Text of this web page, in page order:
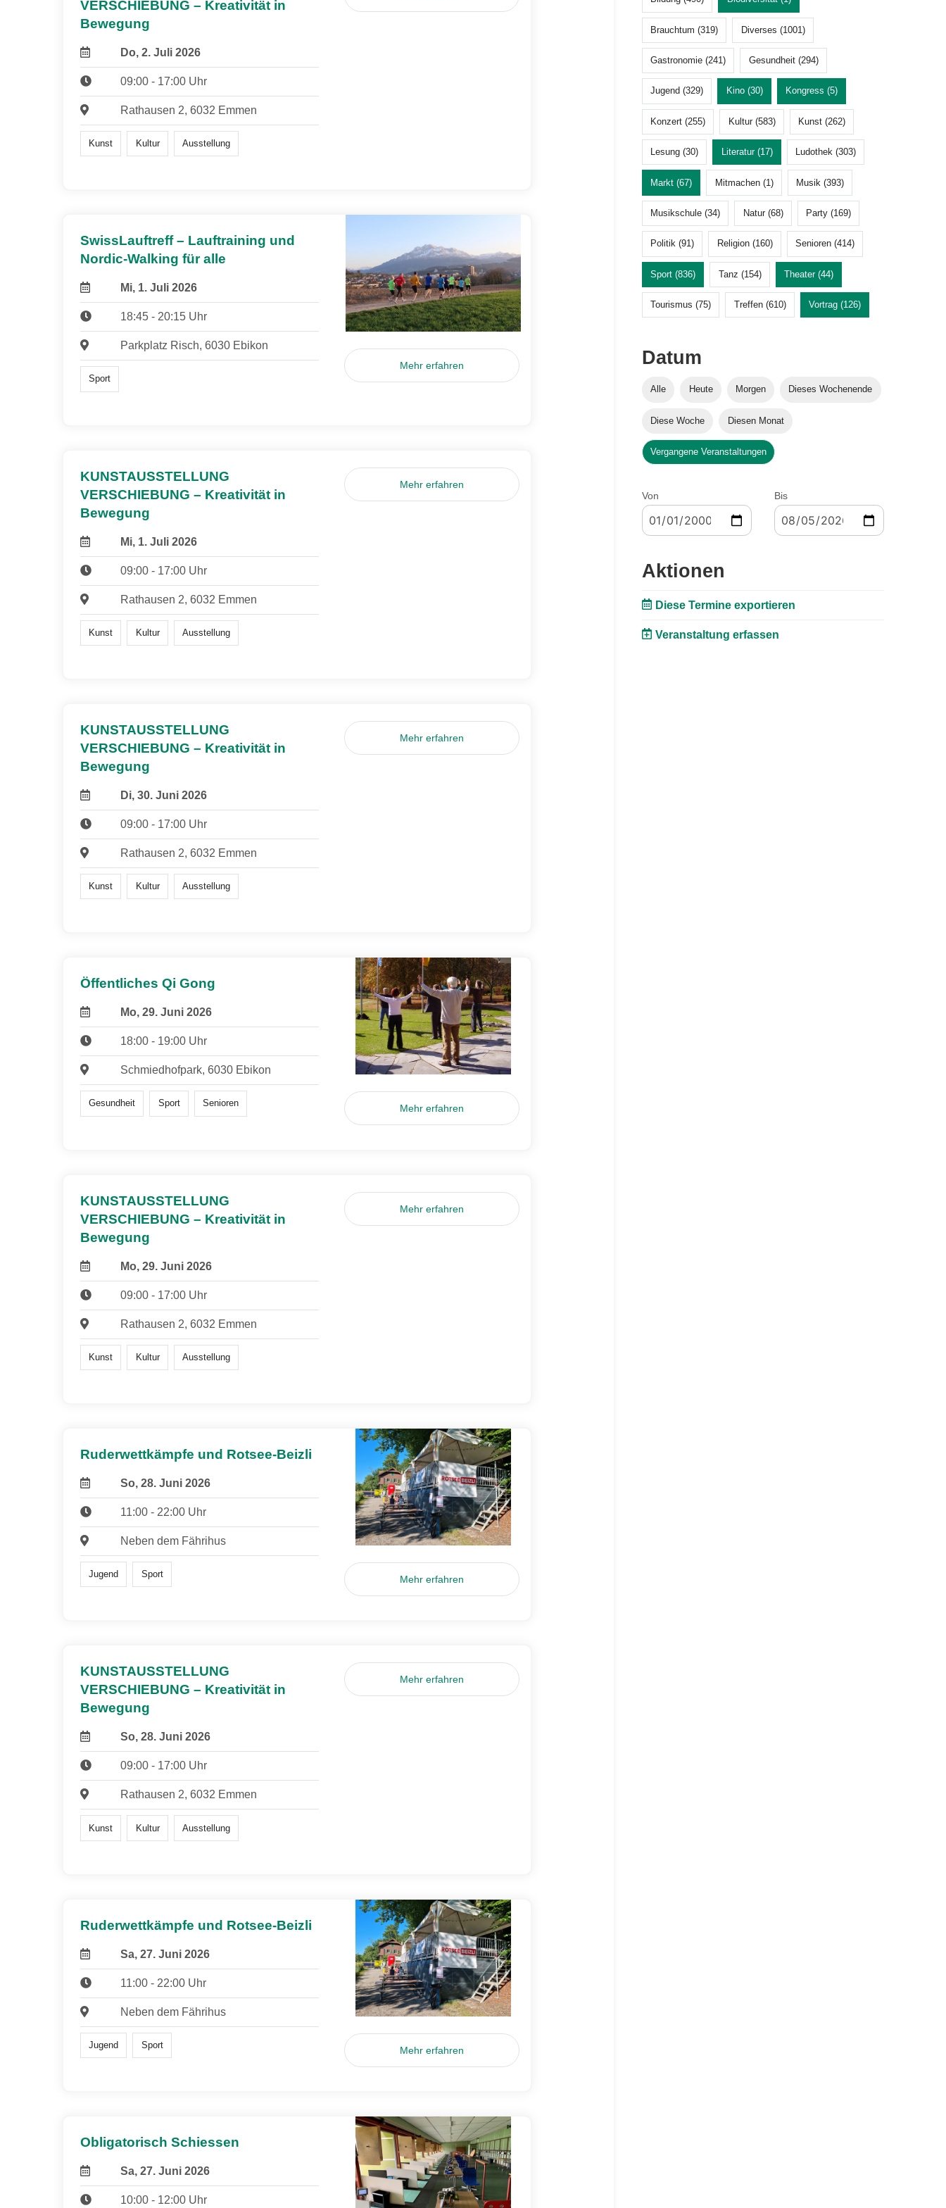
VERSCHIEBUNG – Kreativität in
Bewegung
Do, 2. Juli 2026
09:00 - 17:00 Uhr
Rathausen 2, 6032 Emmen
Kunst Kultur Ausstellung
SwissLauftreff – Lauftraining und
Nordic-Walking für alle
Mi, 1. Juli 2026
18:45 - 20:15 Uhr
Parkplatz Risch, 6030 Ebikon
Sport
Mehr erfahren
KUNSTAUSSTELLUNG
VERSCHIEBUNG – Kreativität in
Bewegung
Mi, 1. Juli 2026
09:00 - 17:00 Uhr
Rathausen 2, 6032 Emmen
Kunst Kultur Ausstellung
Mehr erfahren
KUNSTAUSSTELLUNG
VERSCHIEBUNG – Kreativität in
Bewegung
Di, 30. Juni 2026
09:00 - 17:00 Uhr
Rathausen 2, 6032 Emmen
Kunst Kultur Ausstellung
Mehr erfahren
Öffentliches Qi Gong
Mo, 29. Juni 2026
18:00 - 19:00 Uhr
Schmiedhofpark, 6030 Ebikon
Gesundheit Sport Senioren Mehr erfahren
KUNSTAUSSTELLUNG
VERSCHIEBUNG – Kreativität in
Bewegung
Mo, 29. Juni 2026
09:00 - 17:00 Uhr
Rathausen 2, 6032 Emmen
Kunst Kultur Ausstellung
Mehr erfahren
Ruderwettkämpfe und Rotsee-Beizli
So, 28. Juni 2026
11:00 - 22:00 Uhr
Neben dem Fährihus
Jugend Sport Mehr erfahren
KUNSTAUSSTELLUNG
VERSCHIEBUNG – Kreativität in
Bewegung
So, 28. Juni 2026
09:00 - 17:00 Uhr
Rathausen 2, 6032 Emmen
Kunst Kultur Ausstellung
Mehr erfahren
Ruderwettkämpfe und Rotsee-Beizli
Sa, 27. Juni 2026
11:00 - 22:00 Uhr
Neben dem Fährihus
Jugend Sport Mehr erfahren
Obligatorisch Schiessen
Sa, 27. Juni 2026
10:00 - 12:00 Uhr
Brauchtum (319) Diverses (1001)
Gastronomie (241) Gesundheit (294)
Jugend (329) Kino (30) Kongress (5)
Konzert (255) Kultur (583) Kunst (262)
Lesung (30) Literatur (17) Ludothek (303)
Markt (67) Mitmachen (1) Musik (393)
Musikschule (34) Natur (68) Party (169)
Politik (91) Religion (160) Senioren (414)
Sport (836) Tanz (154) Theater (44)
Tourismus (75) Treffen (610) Vortrag (126)
Datum
Alle Heute Morgen Dieses Wochenende
Diese Woche Diesen Monat
Vergangene Veranstaltungen
Von Bis
Aktionen
Diese Termine exportieren
Veranstaltung erfassen